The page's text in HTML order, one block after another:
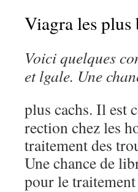
Viagra les plus
Voiciquelques
et lgale. Une
plus cachs. Il est
rection chez les
traitement des
Une chance de
pour le